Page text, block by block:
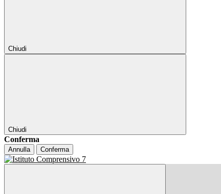
Chiudi
Chiudi
Conferma
Annulla Conferma